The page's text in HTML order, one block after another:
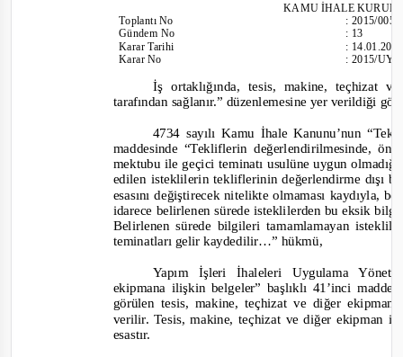
KAMU İHALE
ToplantıNo
Gündem No
Karar Tarihi
Karar No
:2015/005
: 13
:
:2015/
İş ortaklığında, tesis, makine, teçhizat
tarafından sağlanır.” düzenlemesine yer verildiği
4734 sayılı Kamu İhale Kanunu’nun
maddesinde “Tekliflerin değerlendirilmesinde,
mektubu ile geçici teminatı usulüne uygun
edilen isteklilerin tekliflerinin değerlendirme dışı
esasını değiştirecek nitelikte olmaması kaydıyla,
idarece belirlenen sürede isteklilerden bu eksik
Belirlenen sürede bilgileri tamamlamayan
teminatları gelir kaydedilir…” hükmü,
Yapım İşleri İhaleleri Uygulama
ekipmana ilişkin belgeler” başlıklı 41’inci
görülen tesis, makine, teçhizat ve diğer
verilir. Tesis, makine, teçhizat ve diğer ekipman
esastır.